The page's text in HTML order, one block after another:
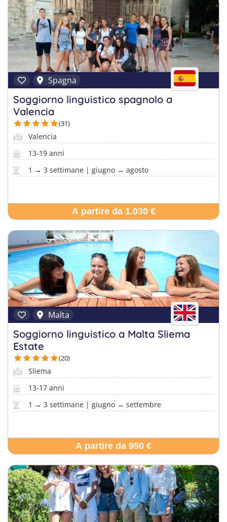
Spagna
Soggiorno linguistico spagnolo a
Valencia
(31)
Valencia
13-19 anni
1 → 3 settimane | giugno → agosto
A partire da 1.030 €
Malta
Soggiorno linguistico a Malta Sliema
Estate
(20)
Sliema
13-17 anni
1 → 3 settimane | giugno → settembre
A partire da 950 €